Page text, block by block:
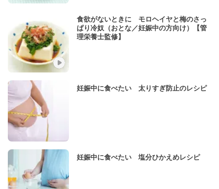
食欲がないときに モロヘイヤと梅のさっ
ぱり冷奴（おとな／妊娠中の方向け）【管
理栄養士監修】
妊娠中に食べたい 太りすぎ防止のレシピ
妊娠中に食べたい 塩分ひかえめレシピ